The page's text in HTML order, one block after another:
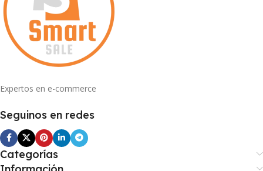
Expertos en e-commerce
Seguinos en redes
Categorías